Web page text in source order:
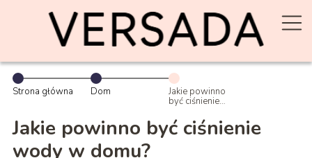
Strona główna Dom Jakie powinno
być ciśnienie
Jakie powinno być ciśnienie
wody w domu?